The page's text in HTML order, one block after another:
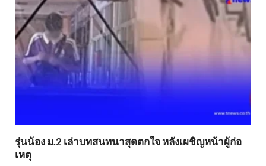
รุ่นน้อง ม.2 เล่าบทสนทนาสุดตกใจ หลังเผชิญหน้าผู้ก่อ
เหตุ